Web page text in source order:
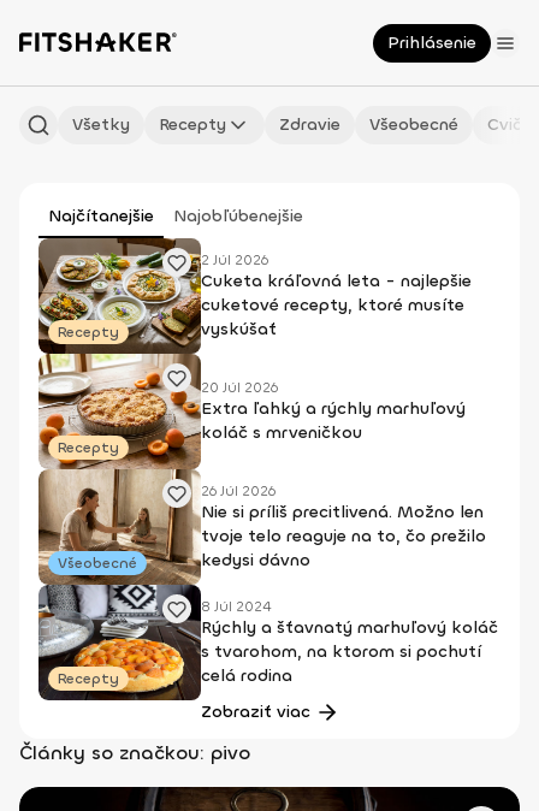
Prihlásenie
Všetky Recepty Zdravie Všeobecné
Najčítanejšie Najobľúbenejšie
Recepty
2 Júl 2026
Cuketa kráľovná leta - najlepšie
cuketové recepty, ktoré musíte
vyskúšať
Recepty
20 Júl 2026
Extra ľahký a rýchly marhuľový
koláč s mrveničkou
Všeobecné
26 Júl 2026
Nie si príliš precitlivená. Možno len
tvoje telo reaguje na to, čo prežilo
kedysi dávno
Recepty
8 Júl 2024
Rýchly a šťavnatý marhuľový koláč
s tvarohom, na ktorom si pochutí
celá rodina
Zobraziť viac
Články so značkou: pivo